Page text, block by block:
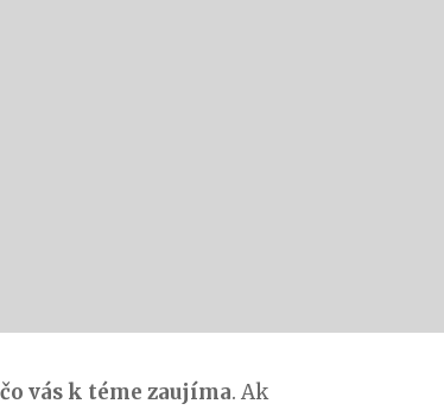
vás k téme zaujíma. Ak